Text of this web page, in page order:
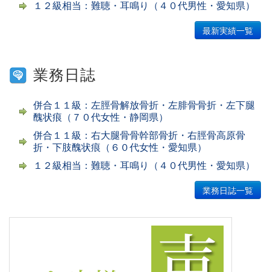
１２級相当：難聴・耳鳴り（４０代男性・愛知県）
最新実績一覧
業務日誌
併合１１級：左脛骨解放骨折・左腓骨骨折・左下腿
醜状痕（７０代女性・静岡県）
併合１１級：右大腿骨骨幹部骨折・右脛骨高原骨
折・下肢醜状痕（６０代女性・愛知県）
１２級相当：難聴・耳鳴り（４０代男性・愛知県）
業務日誌一覧